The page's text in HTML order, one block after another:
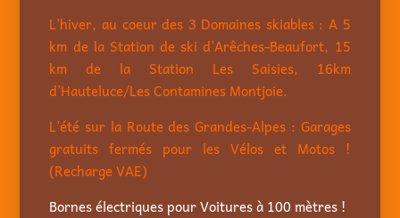
L’hiver, au coeur des 3 Domaines skiables : A 5
km de la Station de ski d’Arêches-Beaufort, 15
km de la Station Les Saisies, 16km
d’Hauteluce/Les Contamines Montjoie.
L’été sur la Route des Grandes-Alpes : Garages
gratuits fermés pour les Vélos et Motos !
(Recharge VAE)
Bornes électriques pour Voitures à 100 mètres !